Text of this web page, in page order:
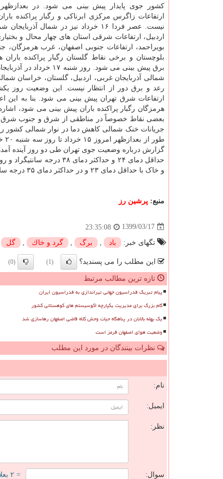
کشور جوی پایدار پیش بینی می شود. در بعدازظهر
ارتفاعات زاگرس مرکزی ابرناکی و رگبار پراکنده
نیست. عصر فردا ۱۶ خرداد نیز در شمال
اردبیل، ارتفاعات شرقی استان های چهار محال و
بویراحمد، ارتفاعات جنوبی اصفهان، غرب هرمزگان،
بلوچستان و برخی نقاط گلستان رگبار پراکنده باران
برق پیش بینی می شود. روز شنبه ۱۷
شمالی آذربایجان غربی، اردبیل، گلستان، خراسان
هرمزگان رگبار پراکنده باران پیش بینی می شود،
بعضی نقاط خصوصاً در مناطقی از شرق و جنوب
جریانات خنک شمالی کاهش دما در نوار شمالی کشور
و خاک با حداقل دمای ۲۳ و در حداکثر دمای ۳۵ درجه سانتیگراد پیش بینی می شود.
منبع: پرشین رز
1399/03/17
23:35:08
تگهای خبر: باد برگ گرد و خاك گل
این مطلب را می پسندید؟ (1)
(0)
تازه ترین مطالب مرتبط
پیام تبریک فدراسیون جهانی تیراندازی به فدراسیون ایران
گام بزرگ برای مدیریت یکپارچه اکوسیستم های کوهستانی کشور
یک بهله بالابان در پناهگاه حیات وحش کلاه قاضی اصفهان رهاسازی شد
وضعیت هوای اصفهان قرمز است
نظرات بینندگان در مورد این مطلب
نام:
ایمیل:
نظر:
سوال: = ۲ بعلاوه ۳